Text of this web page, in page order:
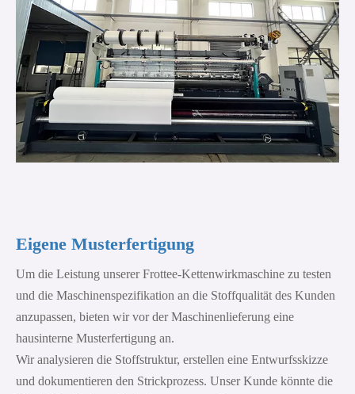
Eigene Musterfertigung
Um die Leistung unserer Frottee-Kettenwirkmaschine zu testen
und die Maschinenspezifikation an die Stoffqualität des Kunden
anzupassen, bieten wir vor der Maschinenlieferung eine
hausinterne Musterfertigung an.
Wir analysieren die Stoffstruktur, erstellen eine Entwurfsskizze
und dokumentieren den Strickprozess. Unser Kunde könnte die